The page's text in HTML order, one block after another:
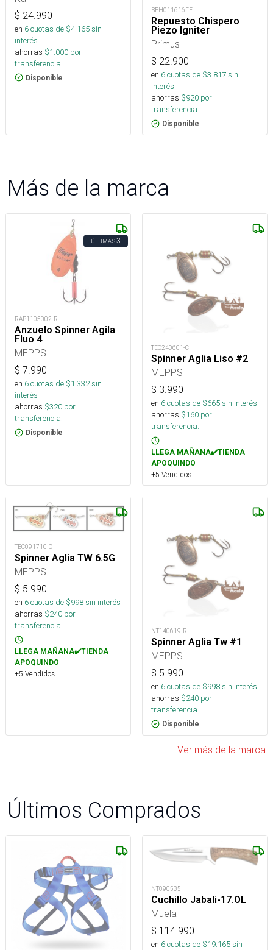
$ 24.990
en 6cuotas de $4.165sin
interés
ahorras $1.000 por
transferencia.
Disponible
BEH011616FE
Repuesto Chispero
Piezo Igniter
Primus
$ 22.900
en 6cuotas de $3.817sin
interés
ahorras $920 por
transferencia.
Disponible
Más de la marca
ÚLTIMAS3
RAP1105002-R
Anzuelo Spinner Agila
Fluo 4
MEPPS
$ 7.990
en 6cuotas de $1.332sin
interés
ahorras $320 por
transferencia.
Disponible
TEC240601-C
Spinner Aglia Liso #2
MEPPS
$ 3.990
en 6cuotas de $665sin interés
ahorras $160 por
transferencia.
LLEGA MAÑANA✔️TIENDA
APOQUINDO
+5 Vendidos
TEC091710-C
Spinner Aglia TW 6.5G
MEPPS
$ 5.990
en 6cuotas de $998sin interés
ahorras $240 por
transferencia.
LLEGA MAÑANA✔️TIENDA
APOQUINDO
+5 Vendidos
NT140619-R
Spinner Aglia Tw #1
MEPPS
$ 5.990
en 6cuotas de $998sin interés
ahorras $240 por
transferencia.
Disponible
Ver más de la marca
Últimos Comprados
NT090535
Cuchillo Jabali-17.OL
Muela
$ 114.990
en 6cuotas de $19.165sin